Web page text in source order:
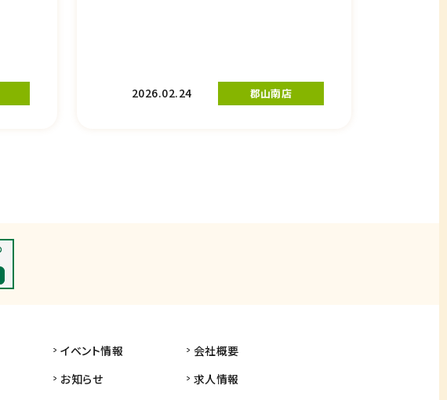
2026.02.24 郡山南店
イベント情報
お知らせ
会社概要
求人情報